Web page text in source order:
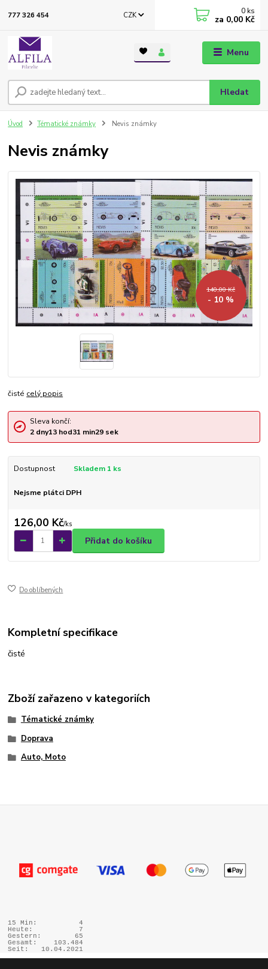
Menu
CZK
Hledat
777 326 454 0 ks
za 0,00 Kč
Úvod Tématické známky Nevis známky
Nevis známky
140,00 Kč
- 10 %
čisté celý popis
Sleva končí:
2 dny13hod31 min29sek
Dostupnost Skladem 1 ks
Nejsme plátci DPH
126,00 Kč/ks
Přidat do košíku
Do oblíbených
Kompletní specifikace
čisté
Zboží zařazeno v kategoriích
Tématické známky
Doprava
Auto, Moto
15 Min:
4
Heute:
7
Gestern:
65
Gesamt:
103.484
Seit:
10.04.2021